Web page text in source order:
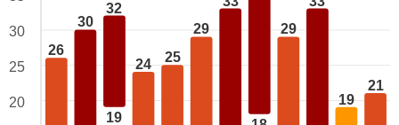
26
30
32
19
24 25
29 29
19
21
30
25
20